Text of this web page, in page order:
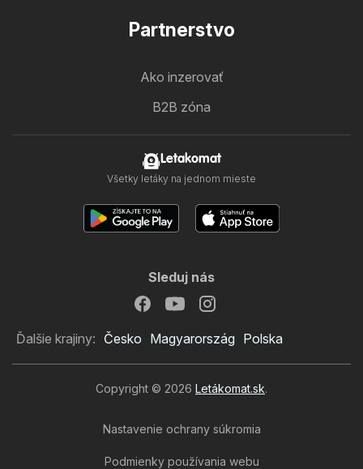
Partnerstvo
Ako inzerovať
B2B zóna
Letakomat
Všetky letáky na jednom mieste
Sleduj nás
Ďalšie krajiny: Česko Magyarország Polska
Copyright © 2026 Letákomat.sk.
Nastavenie ochrany súkromia
Podmienky používania webu